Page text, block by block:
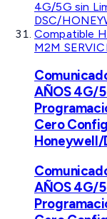
M2M
AÑOS 4G/
Cero
Honeywell/
AÑOS 4G/